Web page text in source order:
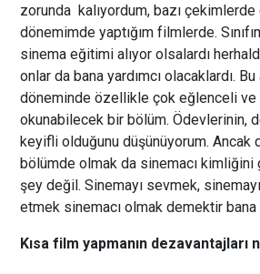
zorunda kalıyordum, bazı
dönemimde yaptığım filmlerde.
sinema eğitimi alıyor olsalardı
onlar da bana yardımcı olacaklardı.
döneminde özellikle çok eğlenceli ve
okunabilecek bir bölüm. Ödevlerinin,
keyifli olduğunu düşünüyorum. Ancak
bölümde olmak da sinemacı kimliğini
şey değil. Sinemayı sevmek,
etmek sinemacı olmak demektir bana
Kısa film yapmanın dezavantajları